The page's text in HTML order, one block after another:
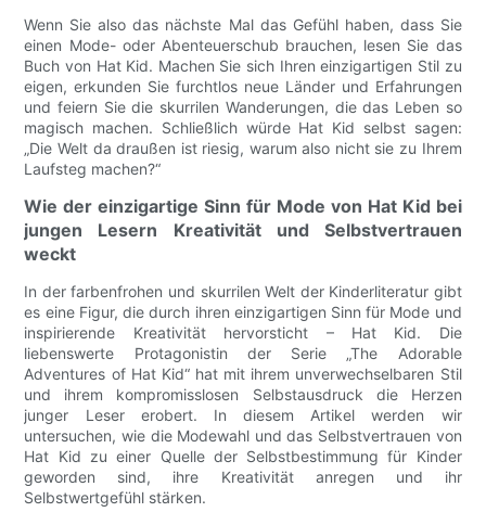
Wenn Sie also das nächste Mal das Gefühl haben, dass Sie
einen Mode- oder Abenteuerschub brauchen, lesen Sie das
Buch von Hat Kid. Machen Sie sich Ihren einzigartigen Stil zu
eigen, erkunden Sie furchtlos neue Länder und Erfahrungen
und feiern Sie die skurrilen Wanderungen, die das Leben so
magisch machen. Schließlich würde Hat Kid selbst sagen:
„Die Welt da draußen ist riesig, warum also nicht sie zu Ihrem
Laufsteg machen?“
Wie der einzigartige Sinn für Mode von Hat Kid bei
jungen Lesern Kreativität und Selbstvertrauen
weckt
In der farbenfrohen und skurrilen Welt der Kinderliteratur gibt
es eine Figur, die durch ihren einzigartigen Sinn für Mode und
inspirierende Kreativität hervorsticht – Hat Kid. Die
liebenswerte Protagonistin der Serie „The Adorable
Adventures of Hat Kid“ hat mit ihrem unverwechselbaren Stil
und ihrem kompromisslosen Selbstausdruck die Herzen
junger Leser erobert. In diesem Artikel werden wir
untersuchen, wie die Modewahl und das Selbstvertrauen von
Hat Kid zu einer Quelle der Selbstbestimmung für Kinder
geworden sind, ihre Kreativität anregen und ihr
Selbstwertgefühl stärken.